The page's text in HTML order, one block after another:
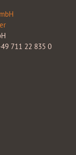
711 22 835 0